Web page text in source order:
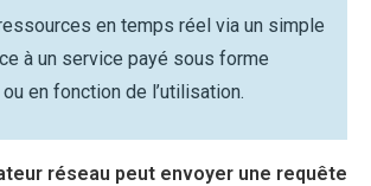
en temps réel via un simple
à un service payé sous forme
ou en fonction de l’utilisation.
réseau peut envoyer une requête